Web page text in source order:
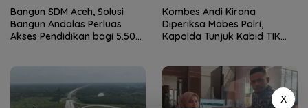
Bangun SDM Aceh, Solusi
Bangun Andalas Perluas
Akses Pendidikan bagi 5.500
Kombes Andi Kirana
Diperiksa Mabes Polri,
Kapolda Tunjuk Kabid TIK
X